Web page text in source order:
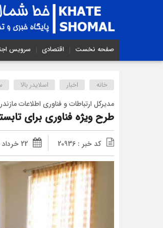
صفحه نخست اقتصادی سرویس
خانه اخبار اسلایدر بالا
مدیرکل ارتباطات و فناوری اطلاعات
طرح ویژه فناوری برای
کد خبر : 20936 22 خرداد 1405 - 12:04